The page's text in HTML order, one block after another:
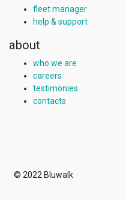
fleet manager
help & support
about
who we are
careers
testimonies
contacts
© 2022 Bluwalk